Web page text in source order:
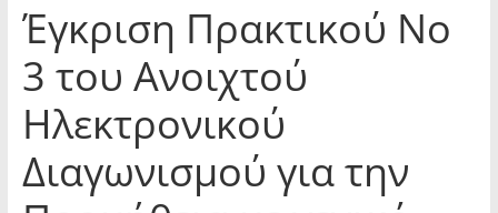
Έγκριση Πρακτικού Νο
3 του Ανοιχτού
Ηλεκτρονικού
Διαγωνισμού για την